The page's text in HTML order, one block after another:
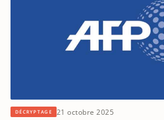
DÉCRYPTAGE 21 octobre 2025